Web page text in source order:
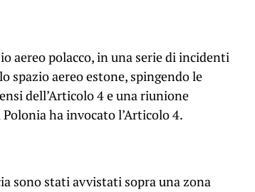
aereo polacco, in una serie di incidenti
spazio aereo estone, spingendo le
dell’Articolo 4 e una riunione
ha invocato l’Articolo 4.
sono stati avvistati sopra una zona